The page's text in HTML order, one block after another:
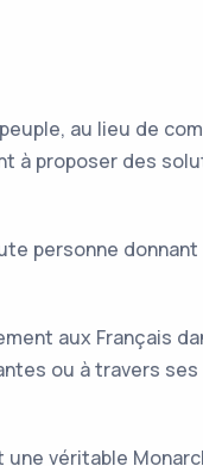
au lieu de
à proposer des
personne
aux Français
ou à travers
véritable